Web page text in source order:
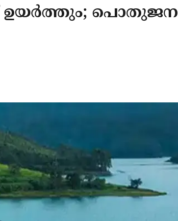
ഉയർത്തും; പൊതുജന